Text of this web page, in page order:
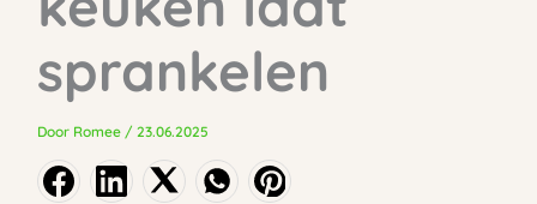
sprankelen
Door Romee / 23.06.2025